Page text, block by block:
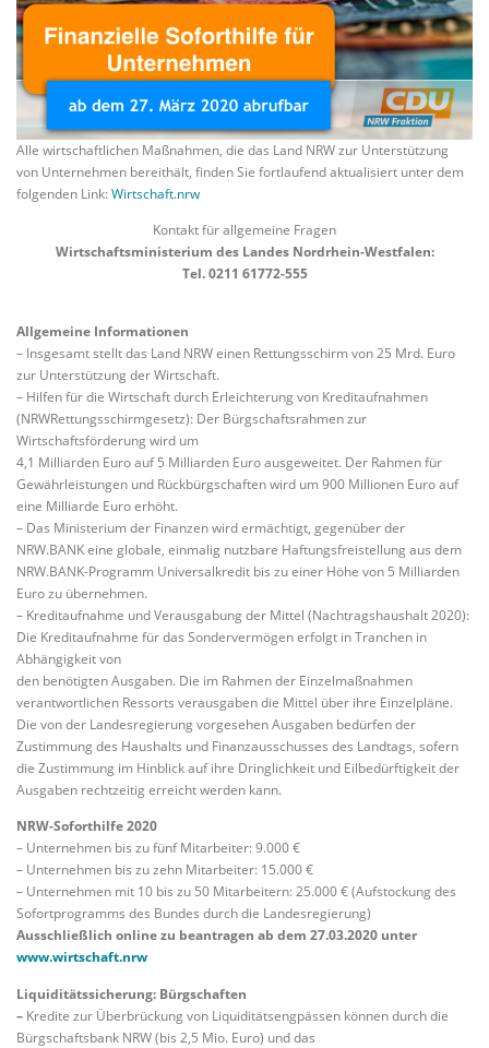
Alle wirtschaftlichen Maßnahmen, die das Land NRW zur Unterstützung
von Unternehmen bereithält, finden Sie fortlaufend aktualisiert unter dem
folgenden Link:Wirtschaft.nrw
Kontakt für allgemeine Fragen
Wirtschaftsministerium des Landes Nordrhein-Westfalen:
Tel. 0211 61772-555
Allgemeine Informationen
– Insgesamt stellt das Land NRW einen Rettungsschirm von 25 Mrd. Euro
zur Unterstützung der Wirtschaft.
– Hilfen für die Wirtschaft durch Erleichterung von Kreditaufnahmen
(NRWRettungsschirmgesetz): Der Bürgschaftsrahmen zur
Wirtschaftsförderung wird um
4,1 Milliarden Euro auf 5 Milliarden Euro ausgeweitet. Der Rahmen für
Gewährleistungen und Rückbürgschaften wird um 900 Millionen Euro auf
eine Milliarde Euro erhöht.
– Das Ministerium der Finanzen wird ermächtigt, gegenüber der
NRW.BANK eine globale, einmalig nutzbare Haftungsfreistellung aus dem
NRW.BANK-Programm Universalkredit bis zu einer Höhe von 5 Milliarden
Euro zu übernehmen.
– Kreditaufnahme und Verausgabung der Mittel (Nachtragshaushalt 2020):
Die Kreditaufnahme für das Sondervermögen erfolgt in Tranchen in
Abhängigkeit von
den benötigten Ausgaben. Die im Rahmen der Einzelmaßnahmen
verantwortlichen Ressorts verausgaben die Mittel über ihre Einzelpläne.
Die von der Landesregierung vorgesehen Ausgaben bedürfen der
Zustimmung des Haushalts und Finanzausschusses des Landtags, sofern
die Zustimmung im Hinblick auf ihre Dringlichkeit und Eilbedürftigkeit der
Ausgaben rechtzeitig erreicht werden kann.
NRW-Soforthilfe 2020
– Unternehmen bis zu fünf Mitarbeiter: 9.000 €
– Unternehmen bis zu zehn Mitarbeiter: 15.000 €
– Unternehmen mit 10 bis zu 50 Mitarbeitern: 25.000 € (Aufstockung des
Sofortprogramms des Bundes durch die Landesregierung)
Ausschließlich online zu beantragen ab dem 27.03.2020 unter
www.wirtschaft.nrw
Liquiditätssicherung: Bürgschaften
– Kredite zur Überbrückung von Liquiditätsengpässen können durch die
Bürgschaftsbank NRW (bis 2,5 Mio. Euro) und das